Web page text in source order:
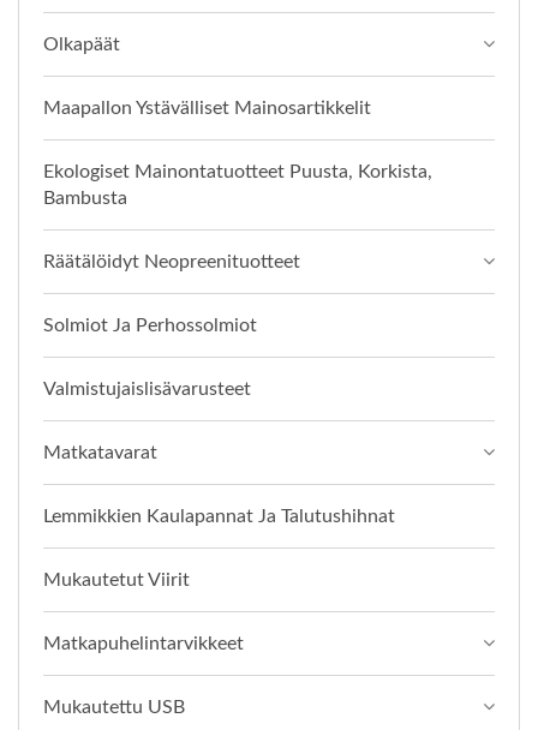
Olkapäät
Maapallon Ystävälliset Mainosartikkelit
Ekologiset Mainontatuotteet Puusta, Korkista,
Bambusta
Räätälöidyt Neopreenituotteet
Solmiot Ja Perhossolmiot
Valmistujaislisävarusteet
Matkatavarat
Lemmikkien Kaulapannat Ja Talutushihnat
Mukautetut Viirit
Matkapuhelintarvikkeet
Mukautettu USB